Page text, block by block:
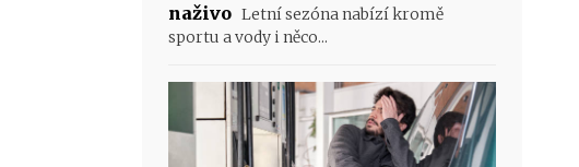
naživo Letní sezóna nabízí kromě
sportu a vody i něco...